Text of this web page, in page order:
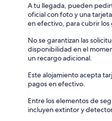
A tu llegada, pueden
oficial con foto y una
en efectivo, para cubrir los
No se garantizan las
disponibilidad en el
un recargo adicional.
Este alojamiento acepta
pagos en efectivo.
Entre los elementos de
incluyen extintor y